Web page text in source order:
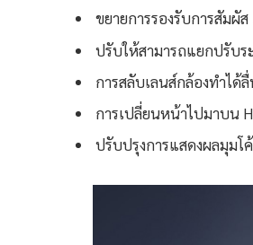
ขยายการรองรับการสัมผั
ปรับให้สามารถแยกปรับร
การสลับเลนส์กล้องทำไ
การเปลี่ยนหน้าไปมาบน
ปรับปรุงการแสดงผลมุมโ